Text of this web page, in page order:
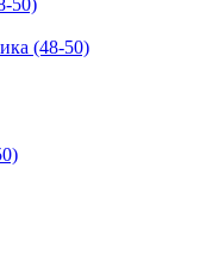
(48-50)